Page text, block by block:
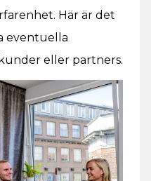
Här är det
eventuella
eller partners.